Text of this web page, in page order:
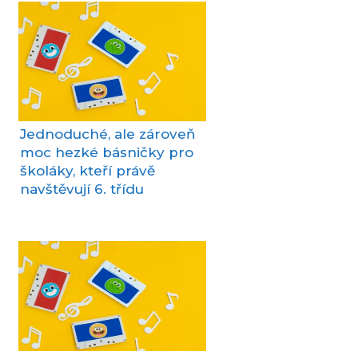
Jednoduché, ale zároveň
moc hezké básničky pro
školáky, kteří právě
navštěvují 6. třídu